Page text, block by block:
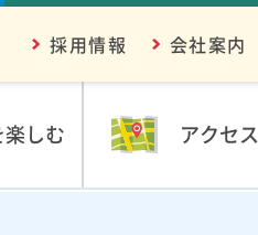
しむ アクセス
採用情報 会社案内